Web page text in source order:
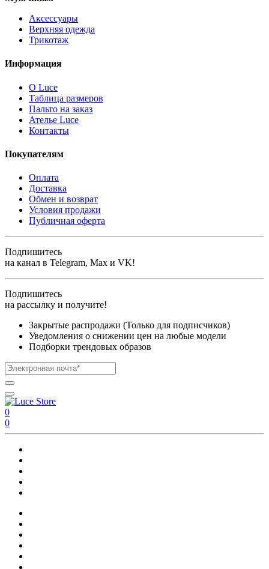
Аксессуары
Верхняя одежда
Трикотаж
Информация
О Luce
Таблица размеров
Пальто на заказ
Ателье Luce
Контакты
Покупателям
Оплата
Доставка
Обмен и возврат
Условия продажи
Публичная оферта
Подпишитесь
на канал в Telegram, Max и VK!
Подпишитесь
на рассылку и получите!
Закрытые распродажи (Только для подписчиков)
Уведомления о снижении цен на любые модели
Подборки трендовых образов
0
0